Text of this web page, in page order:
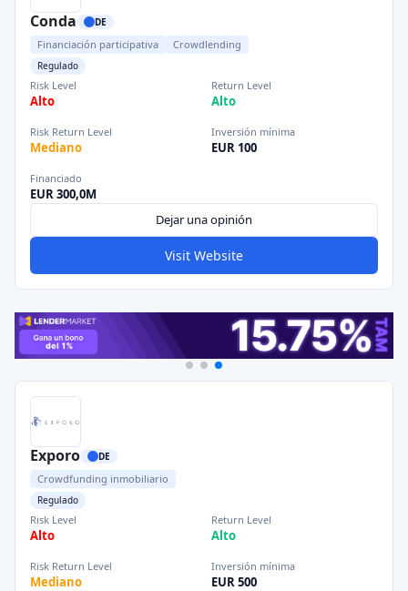
Conda DE
Financiación participativa Crowdlending
Regulado
Risk Level
Alto
Return Level
Alto
Risk Return Level
Mediano
Inversión mínima
EUR 100
Financiado
EUR 300,0M
Dejar una opinión
Visit Website
Exporo DE
Crowdfunding inmobiliario
Regulado
Risk Level
Alto
Return Level
Alto
Risk Return Level
Mediano
Inversión mínima
EUR 500